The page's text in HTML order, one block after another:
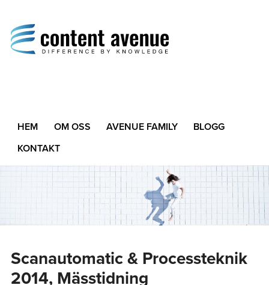
Difference by Knowledge
HEM OM OSS AVENUE FAMILY
BLOGG
KONTAKT
Scanautomatic & Processteknik
2014, Mässtidning